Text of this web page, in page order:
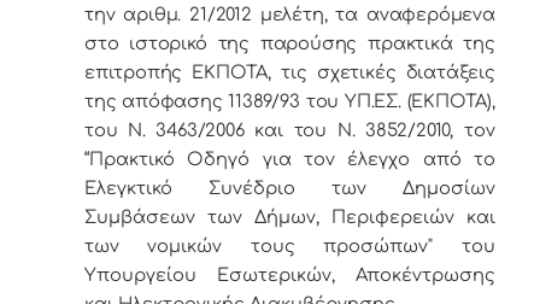
την αριθμ. 21/2012 μελέτη, τα αναφερόμενα
στο ιστορικό της παρούσης πρακτικά της
επιτροπής ΕΚΠΟΤΑ, τις σχετικές διατάξεις
της απόφασης 11389/93 του ΥΠ.ΕΣ. (ΕΚΠΟΤΑ),
του Ν. 3463/2006 και του Ν. 3852/2010, τον
“Πρακτικό Οδηγό για τον έλεγχο από το
Ελεγκτικό Συνέδριο των Δημοσίων
Συμβάσεων των Δήμων, Περιφερειών και
των νομικών τους προσώπων" του
Υπουργείου Εσωτερικών, Αποκέντρωσης